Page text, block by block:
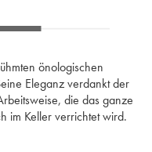
önologischen
Eleganz verdankt der
die das ganze
im Keller verrichtet wird.